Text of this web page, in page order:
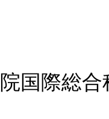
際総合